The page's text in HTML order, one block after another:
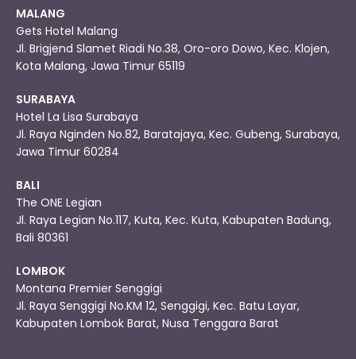
MALANG
Gets Hotel Malang
Jl. Brigjend Slamet Riadi No.38, Oro-oro Dowo, Kec. Klojen,
Kota Malang, Jawa Timur 65119
SURABAYA
Hotel La Lisa Surabaya
Jl. Raya Nginden No.82, Baratajaya, Kec. Gubeng, Surabaya,
Jawa Timur 60284
BALI
The ONE Legian
Jl. Raya Legian No.117, Kuta, Kec. Kuta, Kabupaten Badung,
Bali 80361
LOMBOK
Montana Premier Senggigi
Jl. Raya Senggigi No.KM 12, Senggigi, Kec. Batu Layar,
Kabupaten Lombok Barat, Nusa Tenggara Barat